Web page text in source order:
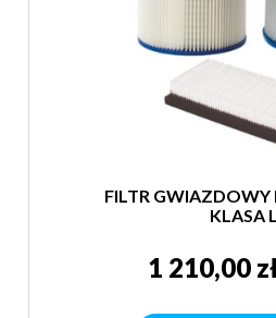
FILTR GWIAZDOWY
KLASA L
1 210,00